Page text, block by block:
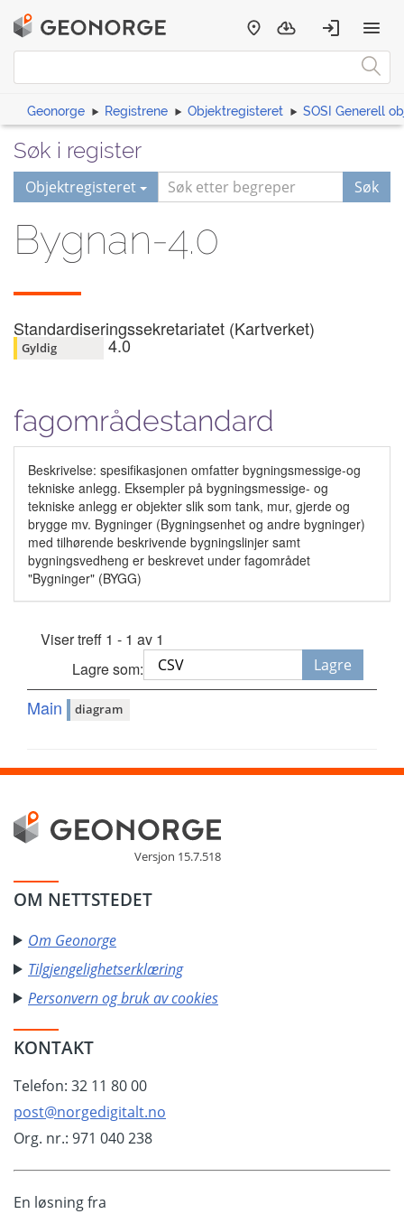
Geonorge Registrene Objektregisteret SOSI Generell
Søk i register
Objektregisteret Søk
Bygnan-4.0
Standardiseringssekretariatet (Kartverket)
Gyldig 4.0
fagområdestandard
Beskrivelse: spesifikasjonen omfatter bygningsmessige-og
tekniske anlegg. Eksempler på bygningsmessige- og
tekniske anlegg er objekter slik som tank, mur, gjerde og
brygge mv. Bygninger (Bygningsenhet og andre bygninger)
med tilhørende beskrivende bygningslinjer samt
bygningsvedheng er beskrevet under fagområdet
"Bygninger" (BYGG)
Viser treff 1 - 1 av 1
Lagre som:
Lagre
Main diagram